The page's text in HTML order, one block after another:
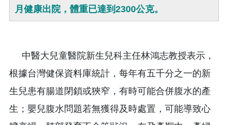
月健康出院，體重已達到2300公克。
中醫大兒童醫院新生兒科主任林鴻志教授表示，
根據台灣健保資料庫統計，每年有五千分之一的新
生兒患有腸道閉鎖或狹窄，有時可能合併腹水的產
生；嬰兒腹水問題若無獲得及時處置，可能導致心